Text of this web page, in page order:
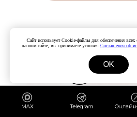
MAX Telegram
Сайт использует Cookie-файлы для обеспечения всех
данном сайте, вы принимаете условия Соглашения об
OK